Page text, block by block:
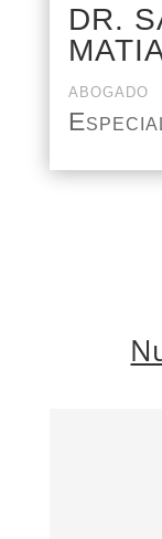
DR.
ABOGADO